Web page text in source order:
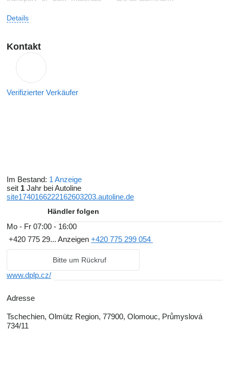
carbon black. Transports are
contractual prices, determined
on the basis of the distance
and the transported material.
DPLP consulting
Details
Kontakt
Verifizierter Verkäufer
Im Bestand: 1 Anzeige
seit 1 Jahr bei Autoline
site1740166222162603203.autoline.de
Händler folgen
Mo - Fr 07:00 - 16:00
+420 775 29... Anzeigen +420 775 299 054
Bitte um Rückruf
www.dplp.cz/
Adresse
Tschechien, Olmütz Region, 77900, Olomouc, Průmyslová
734/11